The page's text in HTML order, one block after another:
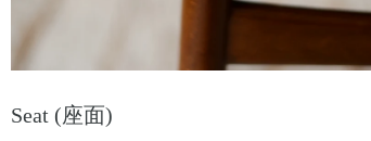
Seat (座面)